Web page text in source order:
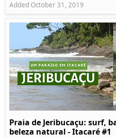
Added October 31, 2019
Praia de Jeribucaçu: surf,
beleza natural - Itacaré #1